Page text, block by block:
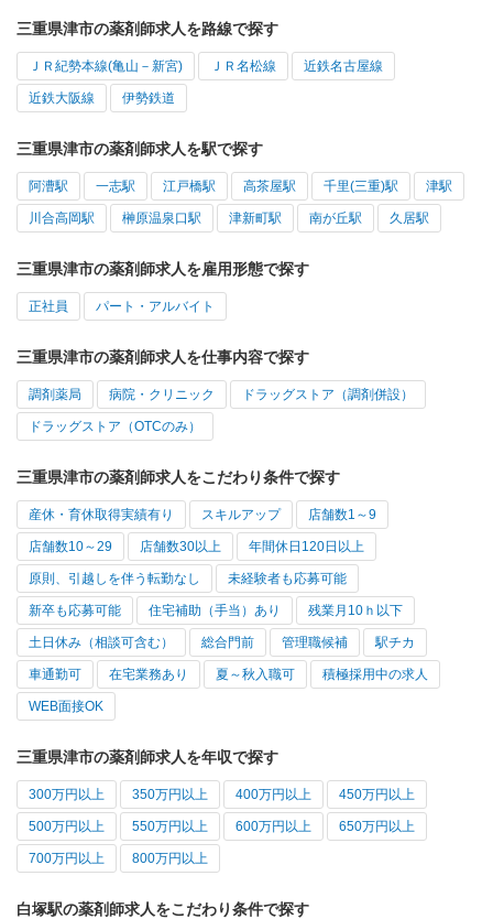
三重県津市の薬剤師求人を路線で探す
ＪＲ紀勢本線(亀山－新宮) ＪＲ名松線 近鉄名古屋線
近鉄大阪線 伊勢鉄道
三重県津市の薬剤師求人を駅で探す
阿漕駅 一志駅 江戸橋駅 高茶屋駅 千里(三重)駅 津駅
川合高岡駅 榊原温泉口駅 津新町駅 南が丘駅 久居駅
三重県津市の薬剤師求人を雇用形態で探す
正社員 パート・アルバイト
三重県津市の薬剤師求人を仕事内容で探す
調剤薬局 病院・クリニック ドラッグストア（調剤併設）
ドラッグストア（OTCのみ）
三重県津市の薬剤師求人をこだわり条件で探す
産休・育休取得実績有り スキルアップ 店舗数1～9
店舗数10～29 店舗数30以上 年間休日120日以上
原則、引越しを伴う転勤なし 未経験者も応募可能
新卒も応募可能 住宅補助（手当）あり 残業月10ｈ以下
土日休み（相談可含む） 総合門前 管理職候補 駅チカ
車通勤可 在宅業務あり 夏～秋入職可 積極採用中の求人
WEB面接OK
三重県津市の薬剤師求人を年収で探す
300万円以上 350万円以上 400万円以上 450万円以上
500万円以上 550万円以上 600万円以上 650万円以上
700万円以上 800万円以上
白塚駅の薬剤師求人をこだわり条件で探す